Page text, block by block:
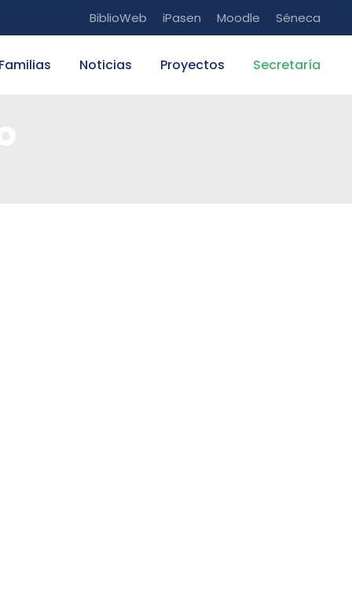
BiblioWeb iPasen Moodle Séneca
Noticias Proyectos Secretaría